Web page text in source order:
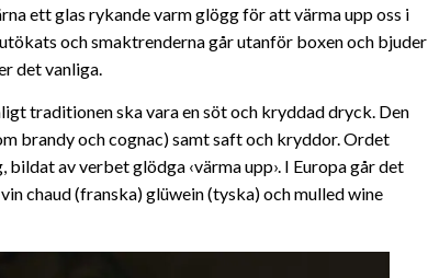
ett glas rykande varm glögg för att värma upp oss i
och smaktrenderna går utanför boxen och bjuder
det vanliga.
traditionen ska vara en söt och kryddad dryck. Den
brandy och cognac) samt saft och kryddor. Ordet
av verbet glödga ‹värma upp›. I Europa går det
chaud (franska) glüwein (tyska) och mulled wine